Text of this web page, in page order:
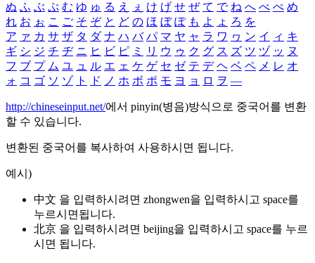
ぬ ふ ぶ ぷ む ゆ ゅ る え ぇ け げ せ ぜ て で ね へ べ ぺ め
れ お ぉ こ ご そ ぞ と ど の ほ ぼ ぽ も よ ょ ろ を
ア ァ カ サ ザ タ ダ ナ ハ バ パ マ ヤ ャ ラ ワ ヮ ン イ ィ キ
ギ シ ジ チ ヂ ニ ヒ ビ ピ ミ リ ウ ゥ ク グ ス ズ ツ ヅ ッ ヌ
フ ブ プ ム ユ ュ ル エ ェ ケ ゲ セ ゼ テ デ ヘ ベ ペ メ レ オ
ォ コ ゴ ソ ゾ ト ド ノ ホ ボ ポ モ ヨ ョ ロ ヲ ―
http://chineseinput.net/에서 pinyin(병음)방식으로 중국어를 변환
할 수 있습니다.
변환된 중국어를 복사하여 사용하시면 됩니다.
예시)
中文 을 입력하시려면 zhongwen을 입력하시고 space를
누르시면됩니다.
北京 을 입력하시려면 beijing을 입력하시고 space를 누르
시면 됩니다.